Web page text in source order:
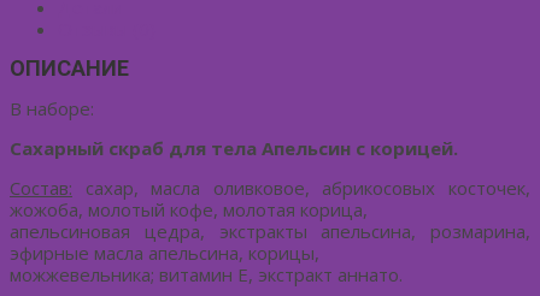
ОПИСАНИЕ
В наборе:
Сахарный скраб для тела Апельсин с корицей.
Состав: сахар, масла оливковое, абрикосовых косточек,
жожоба, молотый кофе, молотая корица,
апельсиновая цедра, экстракты апельсина, розмарина,
эфирные масла апельсина, корицы,
можжевельника; витамин Е, экстракт аннато.